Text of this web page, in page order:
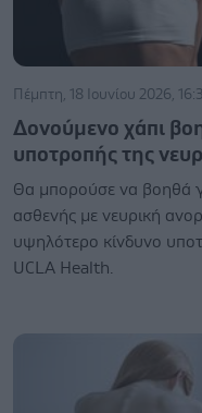
Πέμπτη, 18 Ιουνίου 2026,
Δονούμενο χάπι
υποτροπής της
Θα μπορούσε να βοηθά
ασθενής με νευρική
υψηλότερο κίνδυνο
UCLA Health.